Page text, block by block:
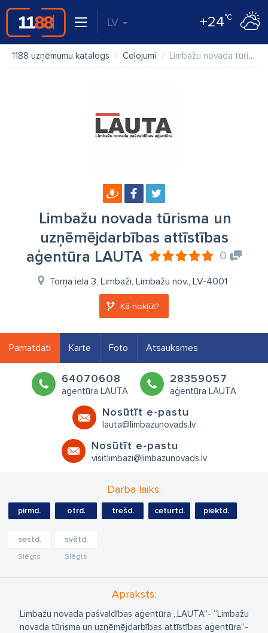
LV +24°C
1188 uzņēmumu katalogs Ceļojumi Limbažu novada tūrisma un uzņēmējdarbības attīstības aģentūra LAUTA
Limbažu novada tūrisma un
uzņēmējdarbības attīstības
aģentūra LAUTA
0
Torņa iela 3, Limbaži, Limbažu nov., LV-4001
Kā nokļūt?
Pamatdati Karte Foto Atsauksmes
64070608
aģentūra LAUTA
28359057
aģentūra LAUTA
Nosūtīt e-pastu
lauta@limbazunovads.lv
Nosūtīt e-pastu
visitlimbazi@limbazunovads.lv
Darba laiks:
pirmd. otrd. trešd. ceturtd. piektd.
sestd.
Slēgts
svētd.
Slēgts
Apraksts:
Limbažu novada pašvaldības aģentūra „LAUTA”- “Limbažu
novada tūrisma un uzņēmējdarbības attīstības aģentūra”-